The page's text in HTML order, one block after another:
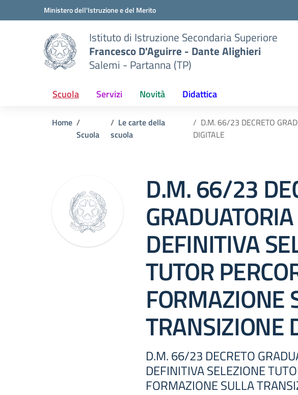
Vai ai contenuti
Vai al menu di navigazioneMinistero dell'Istruzione e del Merito
Istituto di Istruzione Secondaria Superiore
Francesco D'Aguirre - Dante Alighieri
Salemi - Partanna (TP)
Scuola Servizi Novità Didattica
Home
Scuola
Le carte della
scuola
D.M. 66/23 DECRETO
DIGITALE
D.M. 66/23
GRADUATORIA
DEFINITIVA
TUTOR
FORMAZIONE
TRANSIZIONE
D.M. 66/23 DECRETO
DEFINITIVA SELEZIONE
FORMAZIONE SULLA